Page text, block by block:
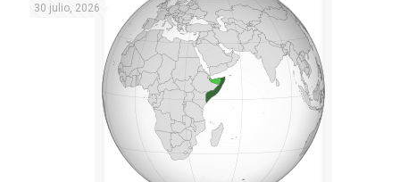
30 julio, 2026